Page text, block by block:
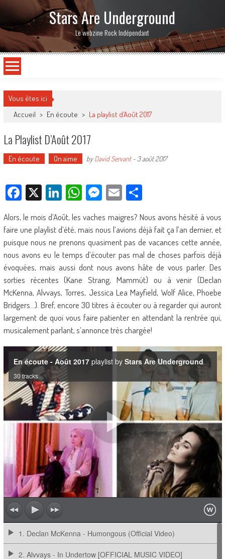
Stars Are Underground
Le webzine Rock Indépendant
Vous êtes ici
Accueil > En écoute > La playlist d’Août 2017
La Playlist D’Août 2017
En écoute On aime byDavid Servant- 3 août 2017
Facebook
X LinkedIn
WhatsApp
Messenger
EmailPartager
Alors, le mois d’Août, les vaches maigres? Nous avons hésité à vous
faire une playlist d’été, mais nous l’avions déjà fait ça l’an dernier, et
puisque nous ne prenons quasiment pas de vacances cette année,
nous avons eu le temps d’écouter pas mal de choses parfois déjà
évoquées, mais aussi dont nous avons hâte de vous parler. Des
sorties récentes (Kane Strang, Mammút) ou à venir (Declan
McKenna, Alvvays, Torres, Jessica Lea Mayfield, Wolf Alice, Phoebe
Bridgers…). Bref, encore 30 titres à écouter ou à regarder qui auront
largement de quoi vous faire patienter en attendant la rentrée qui,
musicalement parlant, s’annonce très chargée!